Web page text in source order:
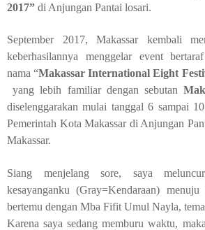
2017” di Anjungan Pantai losari.
September 2017, Makassar kembali
keberhasilannya menggelar event
nama “Makassar International Eight
yang lebih familiar dengan sebutan
diselenggarakan mulai tanggal 6 sampai
Pemerintah Kota Makassar di Anjungan
Makassar.
Siang menjelang sore, saya
kesayanganku (Gray=Kendaraan)
bertemu dengan Mba Fifit Umul Nayla,
Karena saya sedang memburu waktu,